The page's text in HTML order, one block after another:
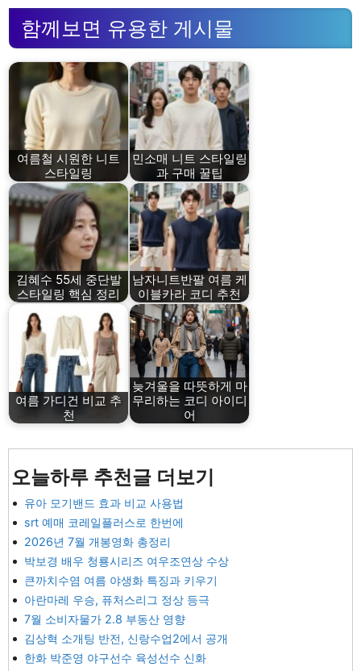
함께보면 유용한 게시물
여름철 시원한 니트
스타일링
민소매 니트 스타일링
과 구매 꿀팁
김혜수 55세 중단발
스타일링 핵심 정리
남자니트반팔 여름 케
이블카라 코디 추천
여름 가디건 비교 추
천
늦겨울을 따뜻하게 마
무리하는 코디 아이디
어
오늘하루 추천글 더보기
유아 모기밴드 효과 비교 사용법
srt 예매 코레일플러스로 한번에
2026년 7월 개봉영화 총정리
박보경 배우 청룡시리즈 여우조연상 수상
큰까치수염 여름 야생화 특징과 키우기
아란마레 우승, 퓨처스리그 정상 등극
7월 소비자물가 2.8 부동산 영향
김상혁 소개팅 반전, 신랑수업2에서 공개
한화 박준영 야구선수 육성선수 신화